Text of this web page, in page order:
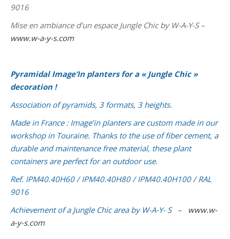
9016
Mise en ambiance d’un espace Jungle Chic by W-A-Y-S –
www.w-a-y-s.com
Pyramidal Image’In planters for a « Jungle Chic »
decoration !
Association of pyramids, 3 formats, 3 heights.
Made in France : Image’in planters are custom made in our
workshop in Touraine. Thanks to the use of fiber cement, a
durable and maintenance free material, these plant
containers are perfect for an outdoor use.
Ref. IPM40.40H60 / IPM40.40H80 / IPM40.40H100 / RAL
9016
Achievement of a Jungle Chic area by W-A-Y- S –
www.w-
a-y-s.com